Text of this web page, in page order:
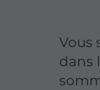
Vous
dans